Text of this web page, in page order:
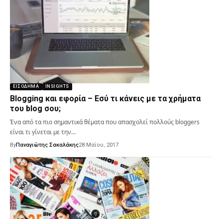
ΕΙΣΌΔΗΜΑ INSIGHTS
Blogging και εφορία – Εσύ τι κάνεις με τα χρήματα
του blog σου;
Ένα από τα πιο σημαντικά θέματα που απασχολεί πολλούς bloggers
είναι τι γίνεται με την…
ByΠαναγιώτης Σακαλάκης28 Μαΐου, 2017